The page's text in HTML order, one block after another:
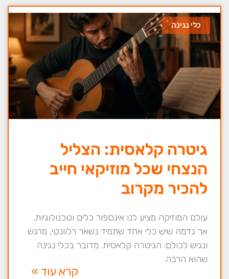
כלי נגינה
גיטרה קלאסית: הצליל
הנצחי שכל מוזיקאי חייב
להכיר מקרוב
עולם המוזיקה מציע לנו אינספור כלים וטכנולוגיות,
אך נדמה שיש כלי אחד שתמיד נשאר רלוונטי, מרגש
ונגיש לכולם: הגיטרה קלאסית. מדובר בכלי נגינה
שהוא הרבה
קרא עוד »